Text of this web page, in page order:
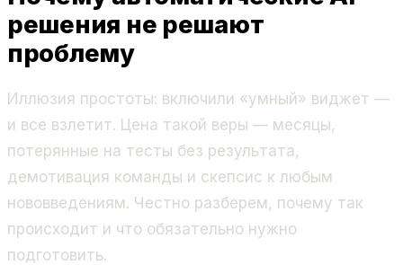
решения не решают
проблему
Иллюзия простоты: включили «умный» виджет —
и все взлетит. Цена такой веры — месяцы,
потерянные на тесты без результата,
демотивация команды и скепсис к любым
нововведениям. Честно разберем, почему так
происходит и что обязательно нужно
подготовить.